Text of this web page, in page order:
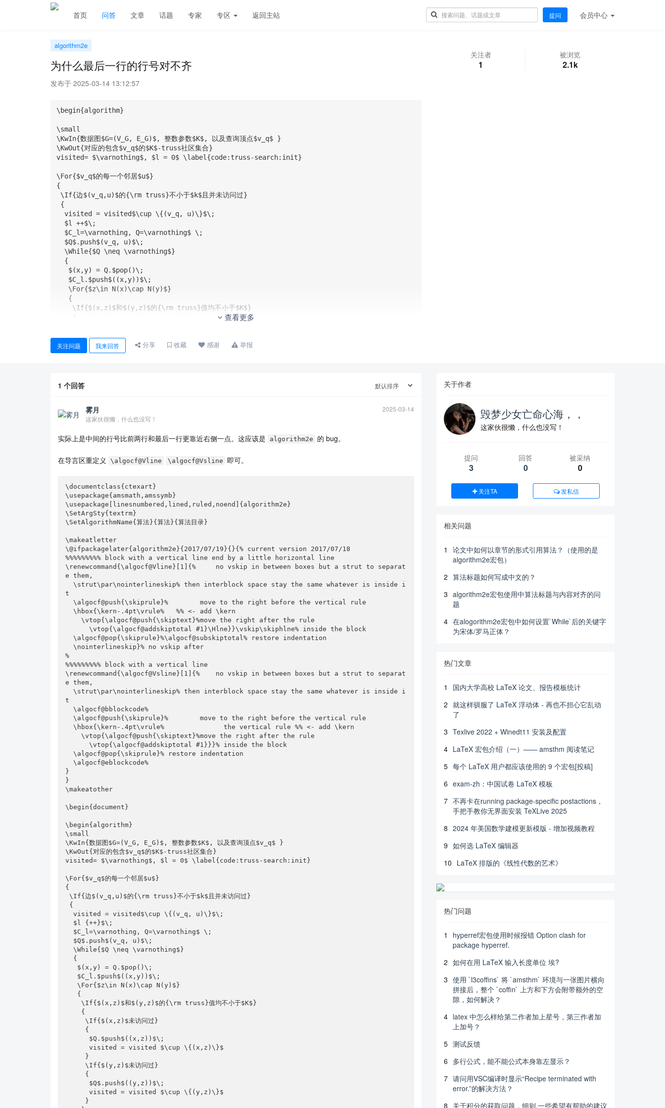
首页 问答 文章 话题 专家 专区 返回主站 提问 会员中心
algorithm2e
为什么最后一行的行号对不齐
发布于 2025-03-14 13:12:57
\begin{algorithm}
\small
\KwIn{数据图$G=(V_G, E_G)$, 整数参数$K$, 以及查询顶点$v_q$ }
\KwOut{对应的包含$v_q$的$K$-truss社区集合}
visited= $\varnothing$, $l = 0$ \label{code:truss-search:init}
\For{$v_q$的每一个邻居$u$}
{
      $Q.$push$((x,z))$\;
      visited = visited $\cup \{(x,z)\}$
     {
      $Q$.push$((y,z))$\;
     }
    }
  }
}
Return \{$C_1$, $\cdots$, $C_l$\}
\caption{$K$-truss社区搜索在线查询算法}
\end{algorithm}
查看更多
关注者
1
被浏览
2.1k
关注问题 我来回答 分享 收藏 感谢 举报
1 个回答
雾月
2025-03-14
这家伙很懒，什么也没写！
实际上是中间的行号比前两行和最后一行更靠近右侧一点。这应该是 algorithm2e 的 bug。
在导言区重定义 \algocf@Vline \algocf@Vsline 即可。
\documentclass{ctexart}
\usepackage{amsmath,amssymb}
\usepackage[linesnumbered,lined,ruled,noend]{algorithm2e}
\SetArgSty{textrm}
\SetAlgorithmName{算法}{算法}{算法目录}
\makeatletter
\@ifpackagelater{algorithm2e}{2017/07/19}{}{% current version 2017/07/18
%%%%%%%%% block with a vertical line end by a little horizontal line
\renewcommand{\algocf@Vline}[1]{%     no vskip in between boxes but a strut to separat
e them,
  \strut\par\nointerlineskip% then interblock space stay the same whatever is inside i
t
  \algocf@push{\skiprule}%        move to the right before the vertical rule
  \hbox{\kern-.4pt\vrule%   %% <- add \kern
    \vtop{\algocf@push{\skiptext}%move the right after the rule
      \vtop{\algocf@addskiptotal #1}\Hlne}}\vskip\skiphlne% inside the block
  \algocf@pop{\skiprule}%\algocf@subskiptotal% restore indentation
  \nointerlineskip}% no vskip after
%
%%%%%%%%% block with a vertical line
\renewcommand{\algocf@Vsline}[1]{%    no vskip in between boxes but a strut to separat
e them,
  \strut\par\nointerlineskip% then interblock space stay the same whatever is inside i
t
  \algocf@bblockcode%
  \algocf@push{\skiprule}%        move to the right before the vertical rule
  \hbox{\kern-.4pt\vrule%               the vertical rule %% <- add \kern
    \vtop{\algocf@push{\skiptext}%move the right after the rule
      \vtop{\algocf@addskiptotal #1}}}% inside the block
  \algocf@pop{\skiprule}% restore indentation
  \algocf@eblockcode%
}
}
\makeatother
\begin{document}
\begin{algorithm}
\small
\KwIn{数据图$G=(V_G, E_G)$, 整数参数$K$, 以及查询顶点$v_q$ }
\KwOut{对应的包含$v_q$的$K$-truss社区集合}
visited= $\varnothing$, $l = 0$ \label{code:truss-search:init}
\For{$v_q$的每一个邻居$u$}
{
\If{边$(v_q,u)$的{\rm truss}不小于$k$且并未访问过}
  visited = visited$\cup \{(v_q, u)\}$\;
  \While{$Q \neq \varnothing$}
   \For{$z\in N(x)\cap N(y)$}
    \If{$(x,z)$和$(y,z)$的{\rm truss}值均不小于$K$}
     \If{$(x,z)$未访问过}
      visited = visited $\cup \{(x,z)\}$
     \If{$(y,z)$未访问过}
      visited = visited $\cup \{(y,z)\}$
关于作者
毁梦少女亡命心海，，
这家伙很懒，什么也没写！
提问
3
回答
0
被采纳
0
关注TA 发私信
相关问题
1
论文中如何以章节的形式引用算法？（使用的是
algorithm2e宏包）
2 算法标题如何写成中文的？
3 algorithm2e宏包使用中算法标题与内容对齐的问
题
4 在alogorithm2e宏包中如何设置`While`后的关键字
为宋体/罗马正体？
热门文章
1
国内大学高校 LaTeX 论文、报告模板统计
2 就这样驯服了 LaTeX 浮动体 - 再也不担心它乱动
了
3 Texlive 2022 + Winedt11 安装及配置
4 LaTeX 宏包介绍（一）—— amsthm 阅读笔记
5 每个 LaTeX 用户都应该使用的 9 个宏包[投稿]
6 exam-zh：中国试卷 LaTeX 模板
7 不再卡在running package-specific postactions，
手把手教你无界面安装 TeXLive 2025
8 2024 年美国数学建模更新模版 - 增加视频教程
9 如何选 LaTeX 编辑器
10 LaTeX 排版的《线性代数的艺术》
热门问题
1
hyperref宏包使用时候报错 Option clash for
package hyperref.
2 如何在用 LaTeX 输入长度单位 埃?
3 使用 `l3coffins` 将 `amsthm` 环境与一张图片横向
拼接后，整个 `coffin` 上方和下方会附带额外的空
隙，如何解决？
4 latex 中怎么样给第二作者加上星号，第三作者加
上加号？
5 测试反馈
6 多行公式，能不能公式本身靠左显示？
7 请问用VSC编译时显示“Recipe terminated with
error.”的解决方法？
8 关于积分的获取问题，细则.一些希望有帮助的建议